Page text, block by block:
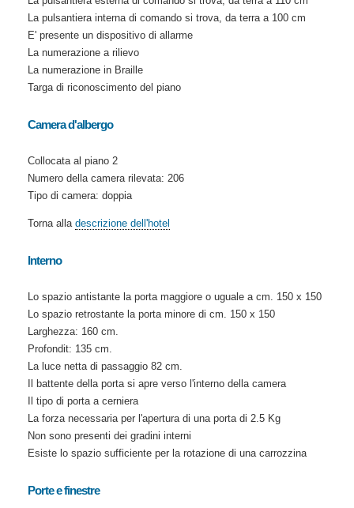
La pulsantiera interna di comando si trova, da terra a 100 cm
E' presente un dispositivo di allarme
La numerazione a rilievo
La numerazione in Braille
Targa di riconoscimento del piano
Camera d'albergo
Collocata al piano 2
Numero della camera rilevata: 206
Tipo di camera: doppia
Torna alla descrizione dell'hotel
Interno
Lo spazio antistante la porta maggiore o uguale a cm. 150 x 150
Lo spazio retrostante la porta minore di cm. 150 x 150
Larghezza: 160 cm.
Profondit: 135 cm.
La luce netta di passaggio 82 cm.
Il battente della porta si apre verso l'interno della camera
Il tipo di porta a cerniera
La forza necessaria per l'apertura di una porta di 2.5 Kg
Non sono presenti dei gradini interni
Esiste lo spazio sufficiente per la rotazione di una carrozzina
Porte e finestre